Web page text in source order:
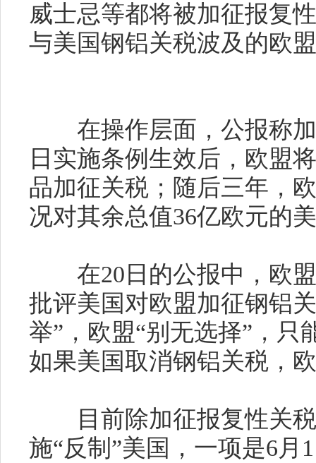
威士忌等都将被加征报复
与美国钢铝关税波及的欧
在操作层面，公报称加
日实施条例生效后，欧盟
品加征关税；随后三年，
况对其余总值36亿欧元的
在20 日的公报中，欧
批评美国对欧盟加征钢铝
举”，欧盟“别无选择”，
如果美国取消钢铝关税，
目前除加征报复性关税
施“反制”美国，一项是6月 1